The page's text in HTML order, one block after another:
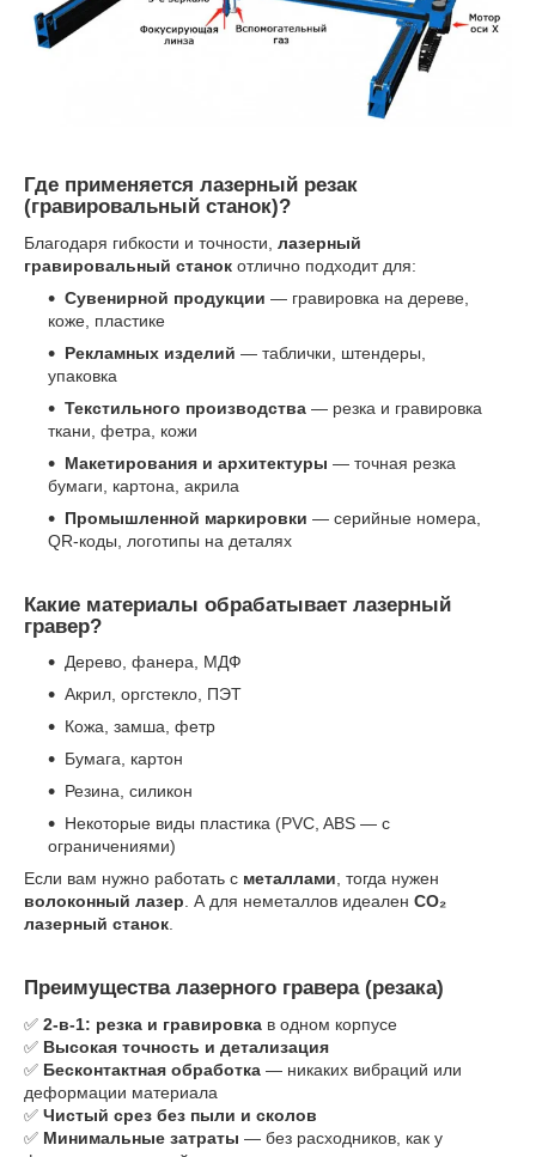
Где применяется лазерный резак
(гравировальный станок)?
Благодаря гибкости и точности, лазерный
гравировальный станок отлично подходит для:
Сувенирной продукции — гравировка на дереве,
коже, пластике
Рекламных изделий — таблички, штендеры,
упаковка
Текстильного производства — резка и гравировка
ткани, фетра, кожи
Макетирования и архитектуры — точная резка
бумаги, картона, акрила
Промышленной маркировки — серийные номера,
QR-коды, логотипы на деталях
Какие материалы обрабатывает лазерный
гравер?
Дерево, фанера, МДФ
Акрил, оргстекло, ПЭТ
Кожа, замша, фетр
Бумага, картон
Резина, силикон
Некоторые виды пластика (PVC, ABS — с
ограничениями)
Если вам нужно работать с металлами, тогда нужен
волоконный лазер. А для неметаллов идеален CO₂
лазерный станок.
Преимущества лазерного гравера (резака)
✅ 2-в-1: резка и гравировка в одном корпусе
✅ Высокая точность и детализация
✅ Бесконтактная обработка — никаких вибраций или
деформации материала
✅ Чистый срез без пыли и сколов
✅ Минимальные затраты — без расходников, как у